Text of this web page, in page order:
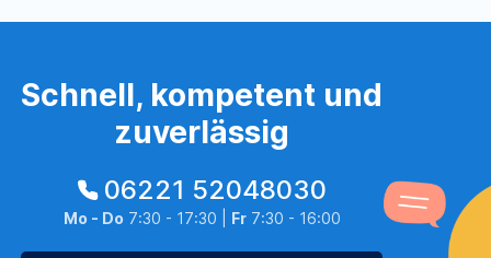
Schnell, kompetent und
zuverlässig
06221 52048030
Mo - Do 7:30 - 17:30 | Fr7:30 - 16:00